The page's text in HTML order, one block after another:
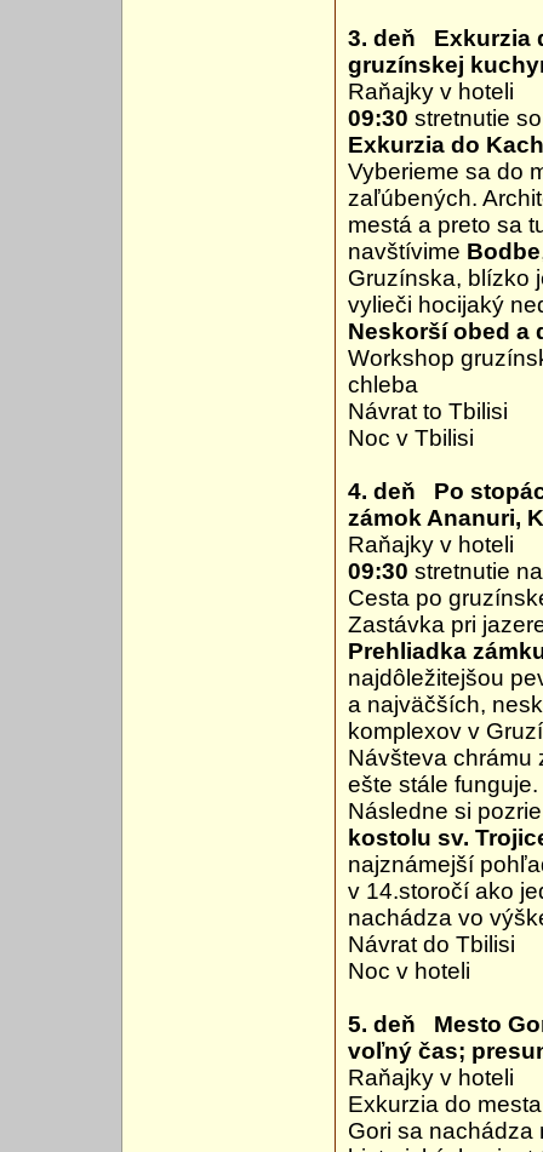
3. deň Exkurzia
gruzínskej
Raňajky v hoteli
09:30 stretnutie
Exkurzia do
Vyberieme sa do
zaľúbených.
mestá a preto sa
navštívime Bodbe
Gruzínska, blízko
vylieči hocijaký
Neskorší obed a
Workshop
chleba
Návrat to Tbilisi
Noc v Tbilisi
4. deň Po
zámok Ananuri,
Raňajky v hoteli
09:30 stretnutie
Cesta po
Zastávka pri
Prehliadka
najdôležitejšou
a najväčších,
komplexov v
Návšteva chrámu
ešte stále funguje.
Následne si
kostolu sv.
najznámejší
v 14.storočí ako
nachádza vo
Návrat do Tbilisi
Noc v hoteli
5. deň Mesto
voľný čas;
Raňajky v hoteli
Exkurzia do
Gori sa nachádza